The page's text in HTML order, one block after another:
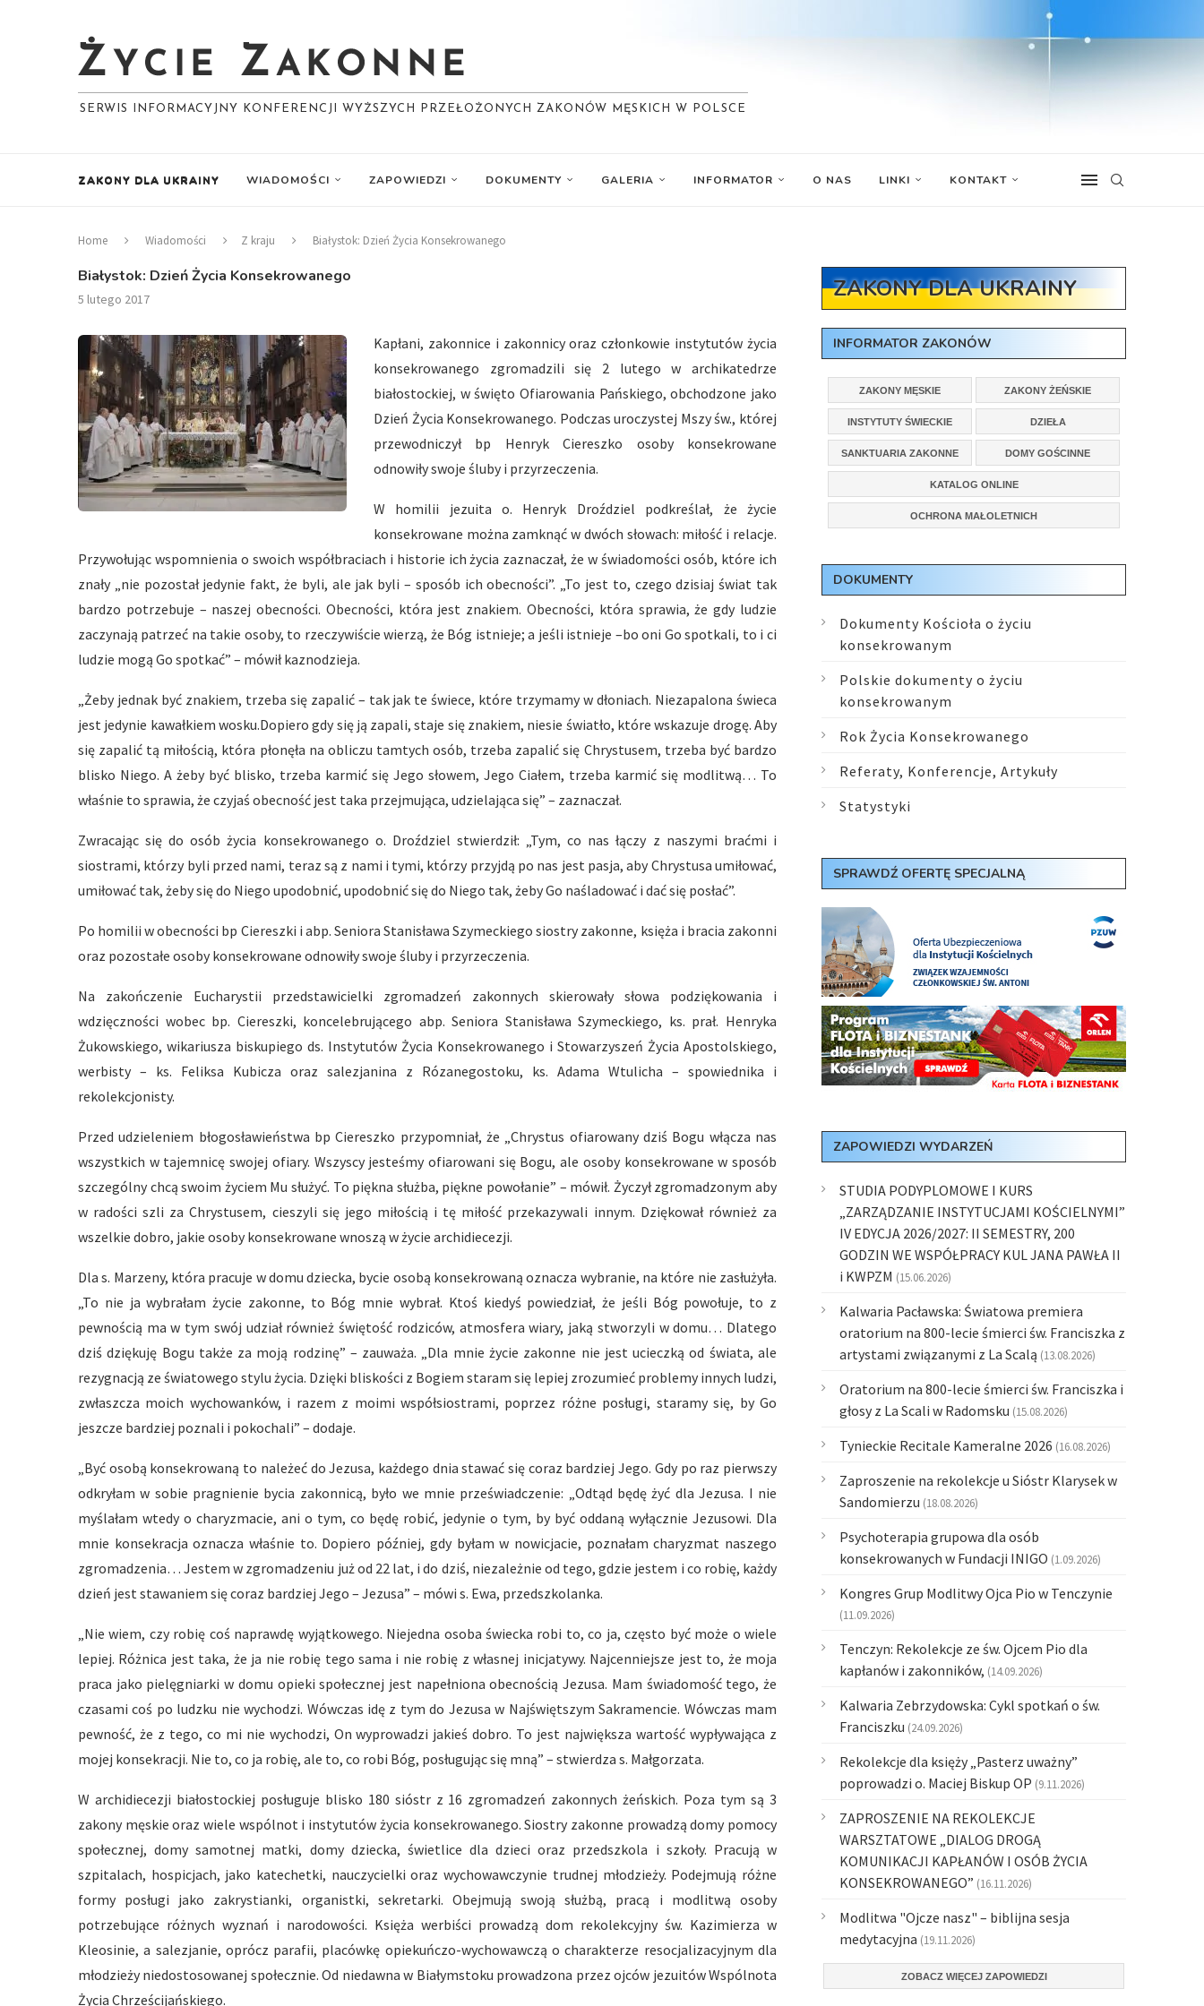
SERWIS INFORMACYJNY KONFERENCJI WYŻSZYCH PRZEŁOŻONYCH ZAKONÓW MĘSKICH W POLSCE
ZAKONY DLA UKRAINY WIADOMOŚCI ZAPOWIEDZI DOKUMENTY GALERIA INFORMATOR O NAS LINKI KONTAKT
Home Wiadomości Z kraju Białystok: Dzień Życia Konsekrowanego
Białystok: Dzień Życia Konsekrowanego
5 lutego 2017
Kapłani, zakonnice i zakonnicy oraz członkowie instytutów życia
konsekrowanego zgromadzili się 2 lutego w archikatedrze
białostockiej, w święto Ofiarowania Pańskiego, obchodzone jako
Dzień Życia Konsekrowanego. Podczas uroczystej Mszy św., której
przewodniczył bp Henryk Ciereszko osoby konsekrowane
odnowiły swoje śluby i przyrzeczenia.
W homilii jezuita o. Henryk Droździel podkreślał, że życie
konsekrowane można zamknąć w dwóch słowach: miłość i relacje.
Przywołując wspomnienia o swoich współbraciach i historie ich życia zaznaczał, że w świadomości osób, które ich
znały „nie pozostał jedynie fakt, że byli, ale jak byli – sposób ich obecności”. „To jest to, czego dzisiaj świat tak
bardzo potrzebuje – naszej obecności. Obecności, która jest znakiem. Obecności, która sprawia, że gdy ludzie
zaczynają patrzeć na takie osoby, to rzeczywiście wierzą, że Bóg istnieje; a jeśli istnieje –bo oni Go spotkali, to i ci
ludzie mogą Go spotkać” – mówił kaznodzieja.
„Żeby jednak być znakiem, trzeba się zapalić – tak jak te świece, które trzymamy w dłoniach. Niezapalona świeca
jest jedynie kawałkiem wosku.Dopiero gdy się ją zapali, staje się znakiem, niesie światło, które wskazuje drogę. Aby
się zapalić tą miłością, która płonęła na obliczu tamtych osób, trzeba zapalić się Chrystusem, trzeba być bardzo
blisko Niego. A żeby być blisko, trzeba karmić się Jego słowem, Jego Ciałem, trzeba karmić się modlitwą… To
właśnie to sprawia, że czyjaś obecność jest taka przejmująca, udzielająca się” – zaznaczał.
Zwracając się do osób życia konsekrowanego o. Droździel stwierdził: „Tym, co nas łączy z naszymi braćmi i
siostrami, którzy byli przed nami, teraz są z nami i tymi, którzy przyjdą po nas jest pasja, aby Chrystusa umiłować,
umiłować tak, żeby się do Niego upodobnić, upodobnić się do Niego tak, żeby Go naśladować i dać się posłać”.
Po homilii w obecności bp Ciereszki i abp. Seniora Stanisława Szymeckiego siostry zakonne, księża i bracia zakonni
oraz pozostałe osoby konsekrowane odnowiły swoje śluby i przyrzeczenia.
Na zakończenie Eucharystii przedstawicielki zgromadzeń zakonnych skierowały słowa podziękowania i
wdzięczności wobec bp. Ciereszki, koncelebrującego abp. Seniora Stanisława Szymeckiego, ks. prał. Henryka
Żukowskiego, wikariusza biskupiego ds. Instytutów Życia Konsekrowanego i Stowarzyszeń Życia Apostolskiego,
werbisty – ks. Feliksa Kubicza oraz salezjanina z Rózanegostoku, ks. Adama Wtulicha – spowiednika i
rekolekcjonisty.
Przed udzieleniem błogosławieństwa bp Ciereszko przypomniał, że „Chrystus ofiarowany dziś Bogu włącza nas
wszystkich w tajemnicę swojej ofiary. Wszyscy jesteśmy ofiarowani się Bogu, ale osoby konsekrowane w sposób
szczególny chcą swoim życiem Mu służyć. To piękna służba, piękne powołanie” – mówił. Życzył zgromadzonym aby
w radości szli za Chrystusem, cieszyli się jego miłością i tę miłość przekazywali innym. Dziękował również za
wszelkie dobro, jakie osoby konsekrowane wnoszą w życie archidiecezji.
Dla s. Marzeny, która pracuje w domu dziecka, bycie osobą konsekrowaną oznacza wybranie, na które nie zasłużyła.
„To nie ja wybrałam życie zakonne, to Bóg mnie wybrał. Ktoś kiedyś powiedział, że jeśli Bóg powołuje, to z
pewnością ma w tym swój udział również świętość rodziców, atmosfera wiary, jaką stworzyli w domu… Dlatego
dziś dziękuję Bogu także za moją rodzinę” – zauważa. „Dla mnie życie zakonne nie jest ucieczką od świata, ale
rezygnacją ze światowego stylu życia. Dzięki bliskości z Bogiem staram się lepiej zrozumieć problemy innych ludzi,
zwłaszcza moich wychowanków, i razem z moimi współsiostrami, poprzez różne posługi, staramy się, by Go
jeszcze bardziej poznali i pokochali” – dodaje.
„Być osobą konsekrowaną to należeć do Jezusa, każdego dnia stawać się coraz bardziej Jego. Gdy po raz pierwszy
odkryłam w sobie pragnienie bycia zakonnicą, było we mnie przeświadczenie: „Odtąd będę żyć dla Jezusa. I nie
myślałam wtedy o charyzmacie, ani o tym, co będę robić, jedynie o tym, by być oddaną wyłącznie Jezusowi. Dla
mnie konsekracja oznacza właśnie to. Dopiero później, gdy byłam w nowicjacie, poznałam charyzmat naszego
zgromadzenia… Jestem w zgromadzeniu już od 22 lat, i do dziś, niezależnie od tego, gdzie jestem i co robię, każdy
dzień jest stawaniem się coraz bardziej Jego – Jezusa” – mówi s. Ewa, przedszkolanka.
„Nie wiem, czy robię coś naprawdę wyjątkowego. Niejedna osoba świecka robi to, co ja, często być może o wiele
lepiej. Różnica jest taka, że ja nie robię tego sama i nie robię z własnej inicjatywy. Najcenniejsze jest to, że moja
praca jako pielęgniarki w domu opieki społecznej jest napełniona obecnością Jezusa. Mam świadomość tego, że
czasami coś po ludzku nie wychodzi. Wówczas idę z tym do Jezusa w Najświętszym Sakramencie. Wówczas mam
pewność, że z tego, co mi nie wychodzi, On wyprowadzi jakieś dobro. To jest największa wartość wypływająca z
mojej konsekracji. Nie to, co ja robię, ale to, co robi Bóg, posługując się mną” – stwierdza s. Małgorzata.
W archidiecezji białostockiej posługuje blisko 180 sióstr z 16 zgromadzeń zakonnych żeńskich. Poza tym są 3
zakony męskie oraz wiele wspólnot i instytutów życia konsekrowanego. Siostry zakonne prowadzą domy pomocy
społecznej, domy samotnej matki, domy dziecka, świetlice dla dzieci oraz przedszkola i szkoły. Pracują w
szpitalach, hospicjach, jako katechetki, nauczycielki oraz wychowawczynie trudnej młodzieży. Podejmują różne
formy posługi jako zakrystianki, organistki, sekretarki. Obejmują swoją służbą, pracą i modlitwą osoby
potrzebujące różnych wyznań i narodowości. Księża werbiści prowadzą dom rekolekcyjny św. Kazimierza w
Kleosinie, a salezjanie, oprócz parafii, placówkę opiekuńczo-wychowawczą o charakterze resocjalizacyjnym dla
młodzieży niedostosowanej społecznie. Od niedawna w Białymstoku prowadzona przez ojców jezuitów Wspólnota
Życia Chrześcijańskiego.
ZAKONY DLA UKRAINY
INFORMATOR ZAKONÓW
ZAKONY MĘSKIE ZAKONY ŻEŃSKIE
INSTYTUTY ŚWIECKIE DZIEŁA
SANKTUARIA ZAKONNE DOMY GOŚCINNE
KATALOG ONLINE
OCHRONA MAŁOLETNICH
DOKUMENTY
Dokumenty Kościoła o życiu
konsekrowanym
Polskie dokumenty o życiu
konsekrowanym
Rok Życia Konsekrowanego
Referaty, Konferencje, Artykuły
Statystyki
SPRAWDŹ OFERTĘ SPECJALNĄ
ZAPOWIEDZI WYDARZEŃ
STUDIA PODYPLOMOWE I KURS
„ZARZĄDZANIE INSTYTUCJAMI KOŚCIELNYMI”
IV EDYCJA 2026/2027: II SEMESTRY, 200
GODZIN WE WSPÓŁPRACY KUL JANA PAWŁA II
i KWPZM (15.06.2026)
Kalwaria Pacławska: Światowa premiera
oratorium na 800-lecie śmierci św. Franciszka z
artystami związanymi z La Scalą (13.08.2026)
Oratorium na 800-lecie śmierci św. Franciszka i
głosy z La Scali w Radomsku (15.08.2026)
Tynieckie Recitale Kameralne 2026 (16.08.2026)
Zaproszenie na rekolekcje u Sióstr Klarysek w
Sandomierzu (18.08.2026)
Psychoterapia grupowa dla osób
konsekrowanych w Fundacji INIGO (1.09.2026)
Kongres Grup Modlitwy Ojca Pio w Tenczynie
(11.09.2026)
Tenczyn: Rekolekcje ze św. Ojcem Pio dla
kapłanów i zakonników, (14.09.2026)
Kalwaria Zebrzydowska: Cykl spotkań o św.
Franciszku (24.09.2026)
Rekolekcje dla księży „Pasterz uważny”
poprowadzi o. Maciej Biskup OP (9.11.2026)
ZAPROSZENIE NA REKOLEKCJE
WARSZTATOWE „DIALOG DROGĄ
KOMUNIKACJI KAPŁANÓW I OSÓB ŻYCIA
KONSEKROWANEGO” (16.11.2026)
Modlitwa "Ojcze nasz" – biblijna sesja
medytacyjna (19.11.2026)
ZOBACZ WIĘCEJ ZAPOWIEDZI